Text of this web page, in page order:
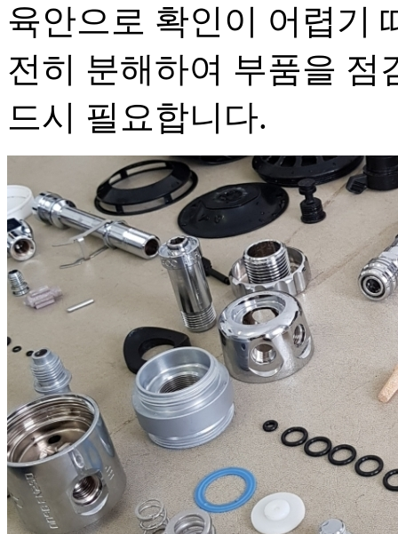
육안으로 확인이 어렵기
전히 분해하여 부품을 점
드시 필요합니다.